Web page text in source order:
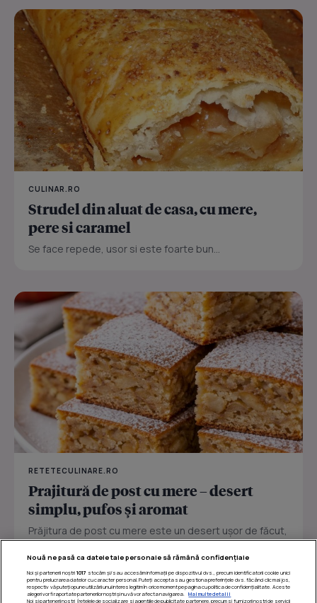
CULINAR.RO
Strudel din aluat de casa, cu mere,
pere si caramel
Se face repede, usor si este foarte bun...
RETETECULINARE.RO
Prajitură de post cu mere – desert
simplu, pufos și aromat
Prăjitura de post cu mere este un desert ușor de făcut,
sau...
Nouă ne pasă ca datele tale personale să rămână confidențiale
Noi și partenerii noștri 1017 stocăm și/sau accesăm informații pe dispozitivul dvs., precum identificatorii cookie unici
pentru prelucrarea datelor cu caracter personal. Puteți accepta sau gestiona preferințele dvs. făcând clic mai jos,
respectiv vă puteți opune utilizării unui interes legitim în orice moment pe pagina cu politica de confidențialitate. Aceste
alegeri vor fi raportate partenerilor noștri și nu vă vor afecta navigarea.
Mai multe detalii
Noi si partenerii nostri (retelele de socializare si agentiile de publicitate partenere, precum si furnizorii nostri de servicii